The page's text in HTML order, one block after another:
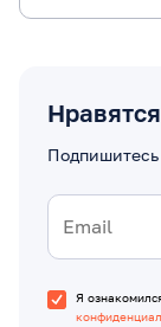
Я